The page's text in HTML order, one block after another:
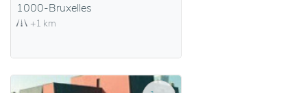
1000-Bruxelles
+1 km